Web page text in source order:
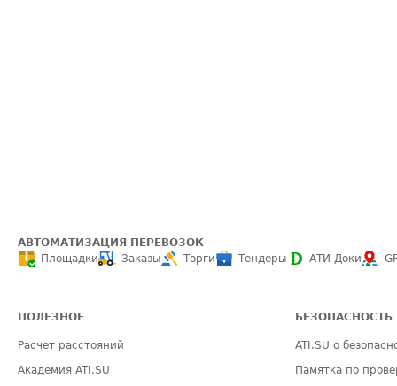
АВТОМАТИЗАЦИЯ ПЕРЕВОЗОК
Площадки
Заказы Торги Тендеры АТИ-Доки
ПОЛЕЗНОЕ
Расчет расстояний
Академия ATI.SU
БЕЗОПАСНОСТЬ
ATI.SU о
Памятка по